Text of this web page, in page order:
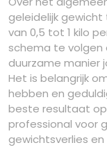
geleidelijk
van 0,5 tot 1 kilo
schema te volgen
duurzame manier
Het is belangrijk
hebben en
beste resultaat
professional voor
gewichtsverlies